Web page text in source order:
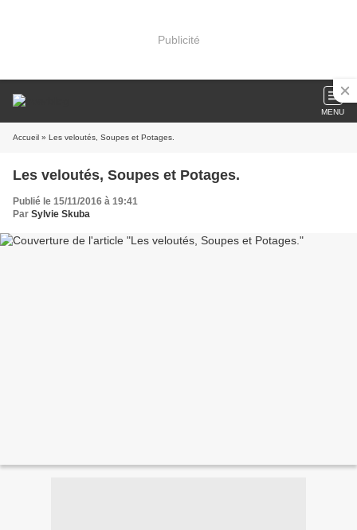
Publicité
MENU
Accueil » Les veloutés, Soupes et Potages.
Les veloutés, Soupes et Potages.
Publié le 15/11/2016 à 19:41
Par Sylvie Skuba